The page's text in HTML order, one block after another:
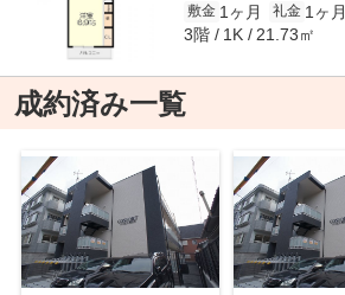
敷金 1ヶ月 礼金 1ヶ月
3階 1K 21.73㎡
成約済み一覧